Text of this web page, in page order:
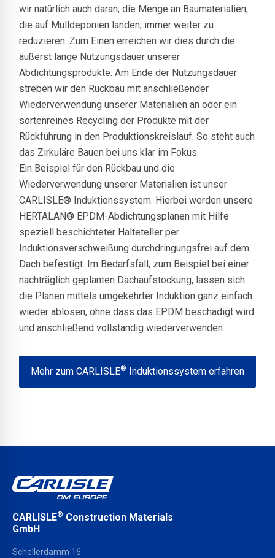
wir natürlich auch daran, die Menge an Baumaterialien,
die auf Mülldeponien landen, immer weiter zu
reduzieren. Zum Einen erreichen wir dies durch die
äußerst lange Nutzungsdauer unserer
Abdichtungsprodukte. Am Ende der Nutzungsdauer
streben wir den Rückbau mit anschließender
Wiederverwendung unserer Materialien an oder ein
sortenreines Recycling der Produkte mit der
Rückführung in den Produktionskreislauf. So steht auch
das Zirkuläre Bauen bei uns klar im Fokus.
Ein Beispiel für den Rückbau und die
Wiederverwendung unserer Materialien ist unser
CARLISLE® Induktionssystem. Hierbei werden unsere
HERTALAN® EPDM-Abdichtungsplanen mit Hilfe
speziell beschichteter Halteteller per
Induktionsverschweißung durchdringungsfrei auf dem
Dach befestigt. Im Bedarfsfall, zum Beispiel bei einer
nachträglich geplanten Dachaufstockung, lassen sich
die Planen mittels umgekehrter Induktion ganz einfach
wieder ablösen, ohne dass das EPDM beschädigt wird
und anschließend vollständig wiederverwenden
Mehr zum CARLISLE® Induktionssystem erfahren
CARLISLE® Construction Materials
GmbH
Schellerdamm 16